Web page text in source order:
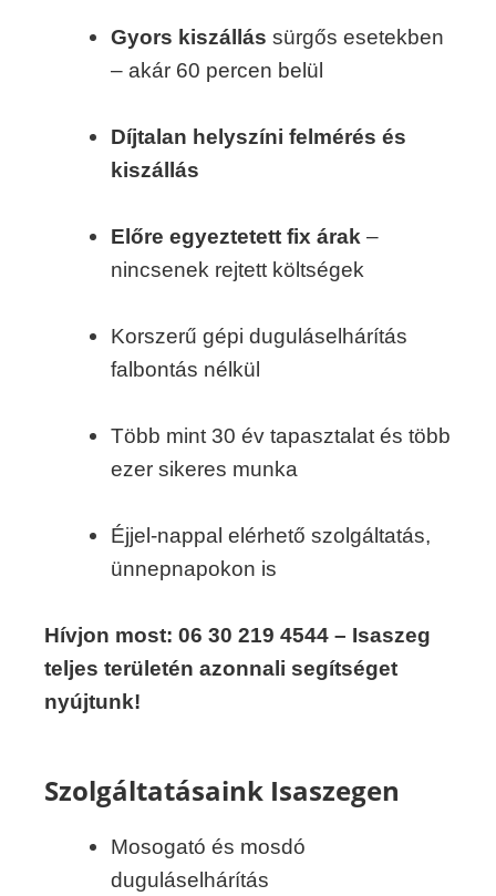
Gyors kiszállás sürgős esetekben
– akár 60 percen belül
Díjtalan helyszíni felmérés és
kiszállás
Előre egyeztetett fix árak –
nincsenek rejtett költségek
Korszerű gépi duguláselhárítás
falbontás nélkül
Több mint 30 év tapasztalat és több
ezer sikeres munka
Éjjel-nappal elérhető szolgáltatás,
ünnepnapokon is
Hívjon most: 06 30 219 4544 – Isaszeg
teljes területén azonnali segítséget
nyújtunk!
Szolgáltatásaink Isaszegen
Mosogató és mosdó
duguláselhárítás